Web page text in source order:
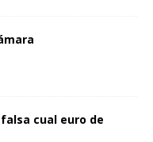
cual euro de